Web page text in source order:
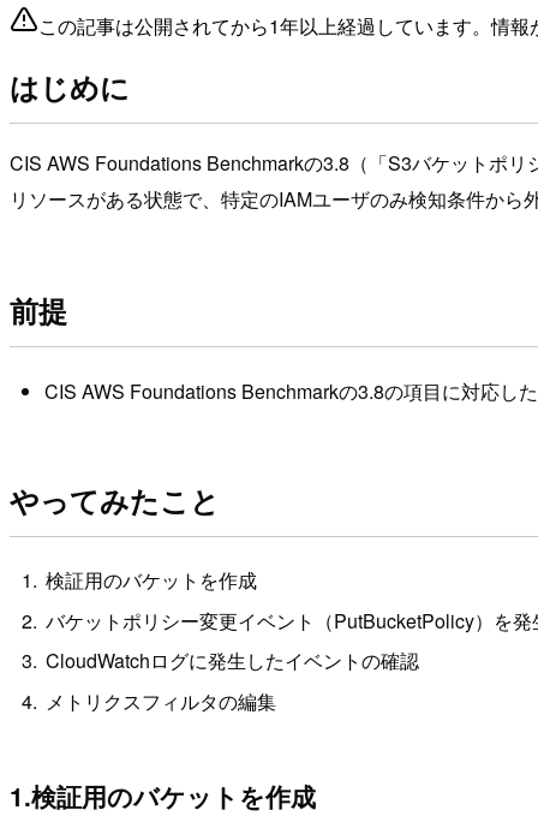
この記事は公開されてから1年以上経過しています。情
はじめに
CIS AWS Foundations Benchmarkの3.8（「S3バケットポ
リソースがある状態で、特定のIAMユーザのみ検知条件か
前提
CIS AWS Foundations Benchmarkの3.8の項目に対応し
やってみたこと
検証用のバケットを作成
バケットポリシー変更イベント（PutBucketPolicy）を
CloudWatchログに発生したイベントの確認
メトリクスフィルタの編集
1.検証用のバケットを作成